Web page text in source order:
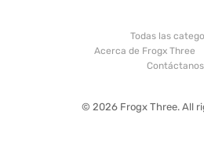
Todas las
Acerca de Frogx Three
Contáctanos
© 2026 Frogx Three. All